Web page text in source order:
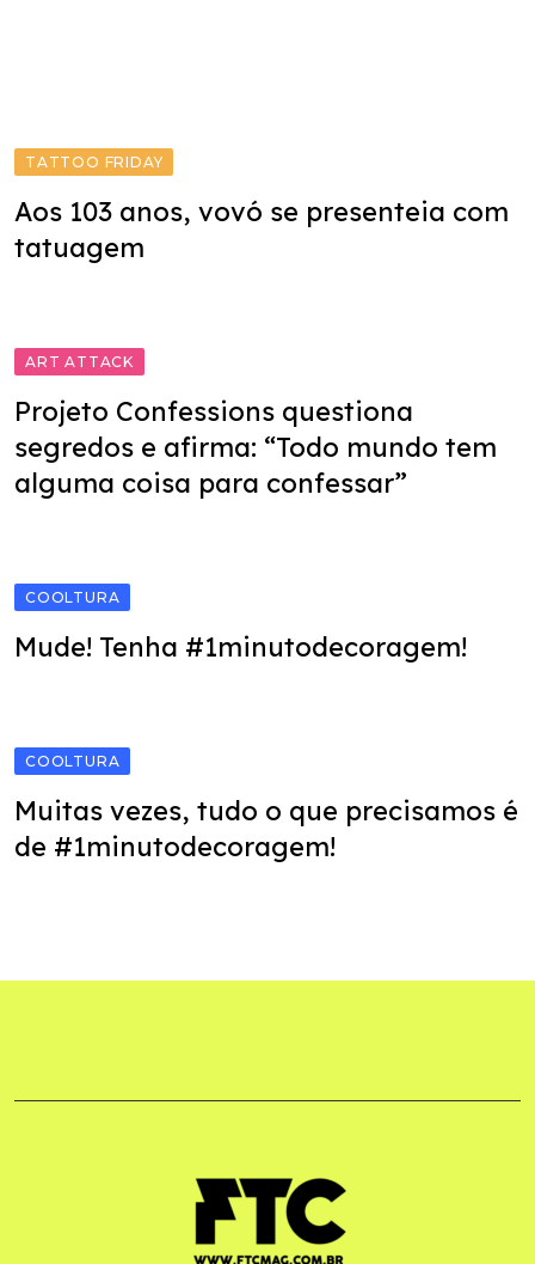
TATTOO FRIDAY
Aos 103 anos, vovó se presenteia com
tatuagem
ART ATTACK
Projeto Confessions questiona
segredos e afirma: “Todo mundo tem
alguma coisa para confessar”
COOLTURA
Mude! Tenha #1minutodecoragem!
COOLTURA
Muitas vezes, tudo o que precisamos é
de #1minutodecoragem!